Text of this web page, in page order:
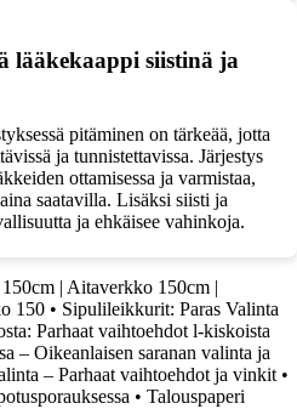
lääkekaappi siistinä ja
pitäminen on tärkeää, jotta
ja tunnistettavissa. Järjestys
ottamisessa ja varmistaa,
saatavilla. Lisäksi siisti ja
ja ehkäisee vahinkoja.
| Aitaverkko 150cm |
150 • Sipulileikkurit: Paras Valinta
Parhaat vaihtoehdot l-kiskoista
– Oikeanlaisen saranan valinta ja
– Parhaat vaihtoehdot ja vinkit •
• Talouspaperi